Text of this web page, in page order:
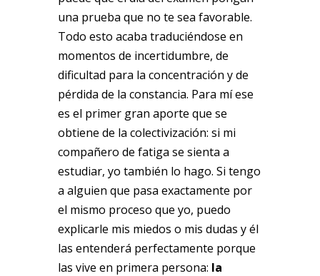
una prueba que no te sea favorable.
Todo esto acaba traduciéndose en
momentos de incertidumbre, de
dificultad para la concentración y de
pérdida de la constancia. Para mí ese
es el primer gran aporte que se
obtiene de la colectivización: si mi
compañero de fatiga se sienta a
estudiar, yo también lo hago. Si tengo
a alguien que pasa exactamente por
el mismo proceso que yo, puedo
explicarle mis miedos o mis dudas y él
las entenderá perfectamente porque
las vive en primera persona: la